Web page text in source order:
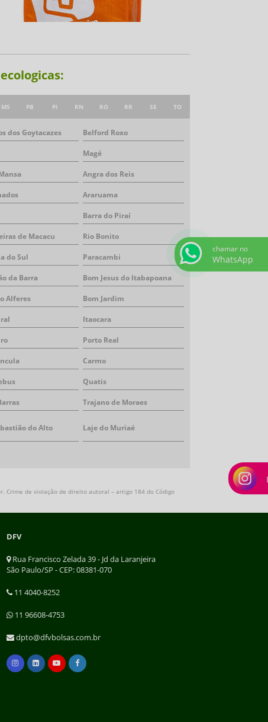
MS PB PI RN RO RR SE TO
dos Goytacazes Belford Roxo
Magé
Angra dos Reis
Araruama
Barra do Piraí
de Macacu Rio Bonito
do Sul Paracambi
da Barra Bom Jesus do Itabapoana
Alferes Bom Jardim
Itaocara
Porto Real
Carmo
Quatis
Trajano de Moraes
do Alto Laje do Muriaé
Crime de violação de direito autoral – artigo 184 do Código
DFV
Rua Francisco Zelada 39 - Jd da Laranjeira
São Paulo/SP - CEP: 08381-070
11 4040-8252
11 96608-4753
dpto@dfvbolsas.com.br
chamar no
WhatsApp